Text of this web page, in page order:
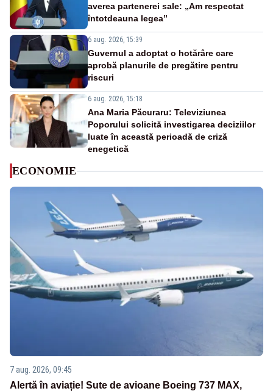
averea partenerei sale: „Am respectat
întotdeauna legea”
6 aug. 2026, 15:39
Guvernul a adoptat o hotărâre care
aprobă planurile de pregătire pentru
riscuri
6 aug. 2026, 15:18
Ana Maria Păcuraru: Televiziunea
Poporului solicită investigarea deciziilor
luate în această perioadă de criză
enegetică
ECONOMIE
7 aug. 2026, 09:45
Alertă în aviație! Sute de avioane Boeing 737 MAX,